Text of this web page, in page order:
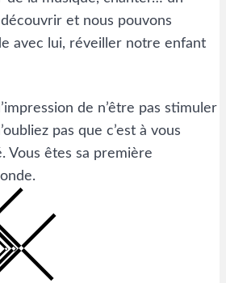
et nous pouvons
avec lui, réveiller notre enfant
de n’être pas stimuler
pas que c’est à vous
Vous êtes sa première